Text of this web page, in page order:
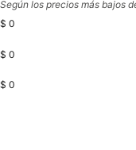
Según los precios más bajos
$ 0
$ 0
$ 0